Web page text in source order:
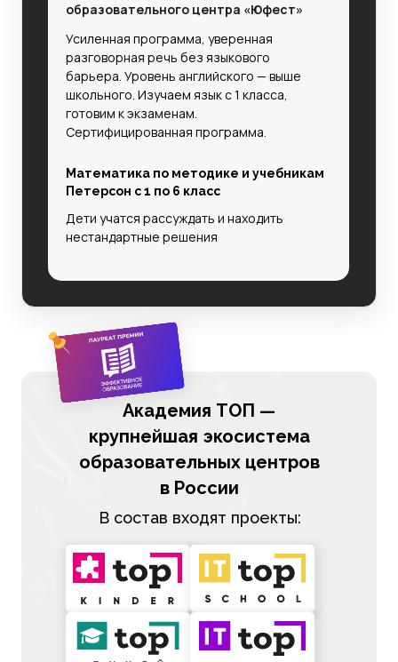
образовательного центра «Юфест»
Усиленная программа, уверенная
разговорная речь без языкового
барьера. Уровень английского — выше
школьного. Изучаем язык с 1 класса,
готовим к экзаменам.
Сертифицированная программа.
Математика по методике и учебникам
Петерсон с 1 по 6 класс
Дети учатся рассуждать и находить
нестандартные решения
Академия ТОП —
крупнейшая экосистема
образовательных центров
в России
В состав входят проекты: